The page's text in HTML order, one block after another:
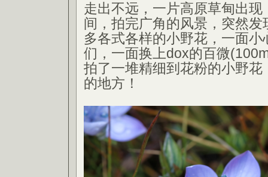
走出不远，一片高原草甸出
间，拍完广角的风景，突然
多各式各样的小野花，一面
们，一面换上dox的百微
拍了一堆精细到花粉的小野花
的地方！